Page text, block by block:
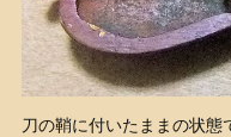
刀の鞘に付いたままの状態